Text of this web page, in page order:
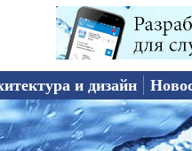
и дизайн